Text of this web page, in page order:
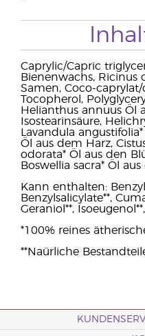
Caprylic/Capric
Bienenwachs, Ricinus
Samen, Coco-
Tocopherol,
Helianthus annuus Öl
Isostearinsäure,
Lavandula
Öl aus dem Harz,
odorata* Öl aus den
Boswellia sacra* Öl
Kann enthalten:
Benzylsalicylate**,
Geraniol**,
*100% reines
**Naürliche